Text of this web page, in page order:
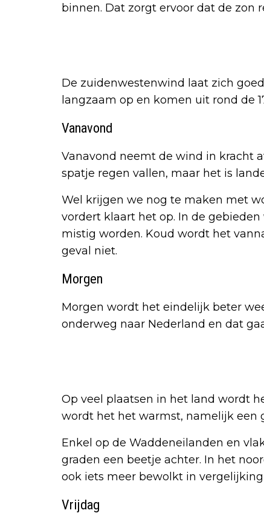
binnen. Dat zorgt ervoor dat de zon
De zuidenwestenwind laat zich
langzaam op en komen uit rond de
Vanavond
Vanavond neemt de wind in kracht
spatje regen vallen, maar het is
Wel krijgen we nog te maken met
vordert klaart het op. In de
mistig worden. Koud wordt het
geval niet.
Morgen
Morgen wordt het eindelijk beter
onderweg naar Nederland en dat
Op veel plaatsen in het land wordt
wordt het het warmst, namelijk een
Enkel op de Waddeneilanden en
graden een beetje achter. In het
ook iets meer bewolkt in
Vrijdag